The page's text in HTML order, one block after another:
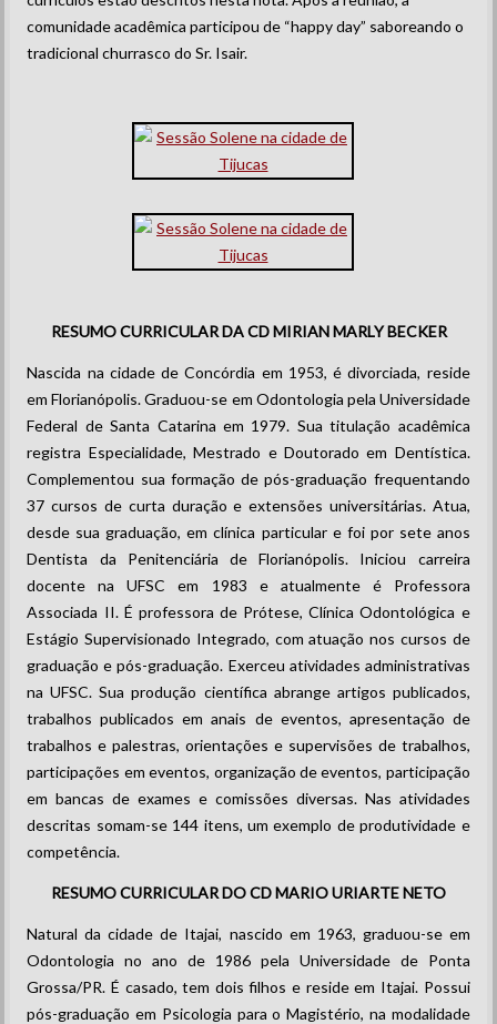
comunidade acadêmica participou de “happy day” saboreando o
tradicional churrasco do Sr. Isair.
RESUMO CURRICULAR DA CD MIRIAN MARLY BECKER
Nascida na cidade de Concórdia em 1953, é divorciada, reside
em Florianópolis. Graduou-se em Odontologia pela Universidade
Federal de Santa Catarina em 1979. Sua titulação acadêmica
registra Especialidade, Mestrado e Doutorado em Dentística.
Complementou sua formação de pós-graduação frequentando
37 cursos de curta duração e extensões universitárias. Atua,
desde sua graduação, em clínica particular e foi por sete anos
Dentista da Penitenciária de Florianópolis. Iniciou carreira
docente na UFSC em 1983 e atualmente é Professora
Associada II. É professora de Prótese, Clínica Odontológica e
Estágio Supervisionado Integrado, com atuação nos cursos de
graduação e pós-graduação. Exerceu atividades administrativas
na UFSC. Sua produção científica abrange artigos publicados,
trabalhos publicados em anais de eventos, apresentação de
trabalhos e palestras, orientações e supervisões de trabalhos,
participações em eventos, organização de eventos, participação
em bancas de exames e comissões diversas. Nas atividades
descritas somam-se 144 itens, um exemplo de produtividade e
competência.
RESUMO CURRICULAR DO CD MARIO URIARTE NETO
Natural da cidade de Itajai, nascido em 1963, graduou-se em
Odontologia no ano de 1986 pela Universidade de Ponta
Grossa/PR. É casado, tem dois filhos e reside em Itajai. Possui
pós-graduação em Psicologia para o Magistério, na modalidade